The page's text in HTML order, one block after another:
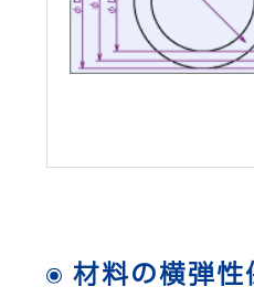
材料の横弾性